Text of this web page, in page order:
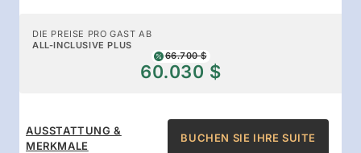
DIE PREISE PRO GAST AB
ALL-INCLUSIVE PLUS
66.700 $
60.030 $
AUSSTATTUNG &
MERKMALE
BUCHEN SIE IHRE SUITE